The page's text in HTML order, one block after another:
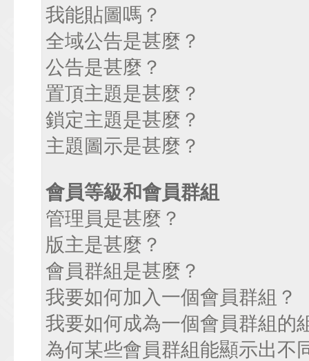
我能貼圖嗎？
全域公告是甚麼？
公告是甚麼？
置頂主題是甚麼？
鎖定主題是甚麼？
主題圖示是甚麼？
會員等級和會員群組
管理員是甚麼？
版主是甚麼？
會員群組是甚麼？
我要如何加入一個會員群組？
我要如何成為一個會員群組的
為何某些會員群組能顯示出不